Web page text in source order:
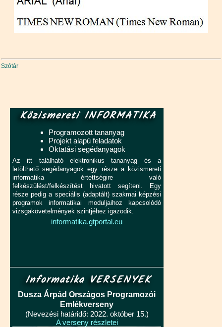
Szótár
Közismereti INFORMATIKA
Programozott tananyag
Projekt alapú feladatok
Oktatási segédanyagok
Az itt található elektronikus tananyag és a
letölthető segédanyagok egy része a közismereti
informatika értettségire való
felkészülést/felkészítést hivatott segíteni. Egy
része pedig a speciális (adaptált) szakmai képzési
programok informatikai moduljaihoz kapcsolódó
vizsgakövetelmények szintjéhez igazodik.
informatika.gtportal.eu
Informatika VERSENYEK
Dusza Árpád Országos Programozói
Emlékverseny
(Nevezési határidő: 2022. október 15.)
A verseny részletei